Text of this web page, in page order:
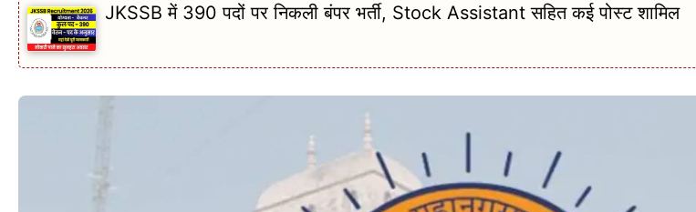
JKSSB में 390 पदों पर निकली बंपर भर्ती, Stock Assistant सहित कई पोस्ट शामिल